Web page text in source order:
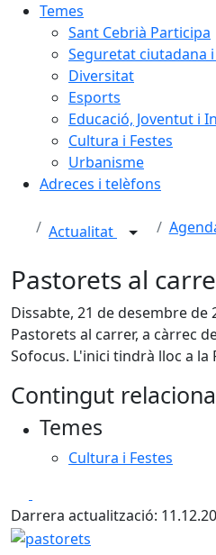
Temes
Sant Cebrià Participa
Seguretat ciutadana
Diversitat
Esports
Educació, Joventut i
Cultura i Festes
Urbanisme
Adreces i telèfons
Actualitat
Pastorets al
Dissabte, 21 de desembre de
Pastorets al carrer, a càrrec
Sofocus. L'inici tindrà lloc a la
Contingut
Temes
Cultura i Festes
Darrera actualització:
pastorets